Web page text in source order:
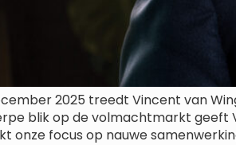
2025 treedt Vincent van
blik op de volmachtmarkt geeft
onze focus op nauwe